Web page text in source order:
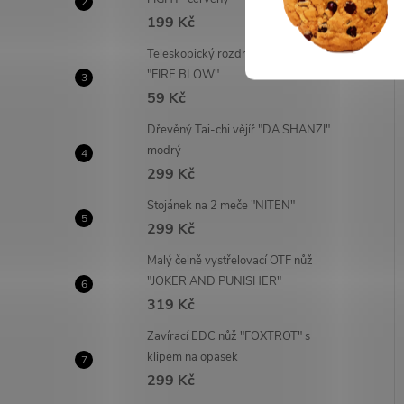
199 Kč
Teleskopický rozdmýchávač ohně
"FIRE BLOW"
59 Kč
Dřevěný Tai-chi vějíř "DA SHANZI"
modrý
299 Kč
Stojánek na 2 meče "NITEN"
299 Kč
Malý čelně vystřelovací OTF nůž
"JOKER AND PUNISHER"
319 Kč
Zavírací EDC nůž "FOXTROT" s
klipem na opasek
299 Kč